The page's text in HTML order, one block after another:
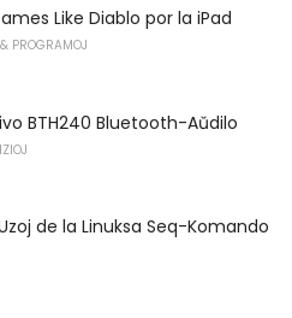
Like Diablo por la iPad
PROGRAMOJ
BTH240 Bluetooth-Aŭdilo
de la Linuksa Seq-Komando